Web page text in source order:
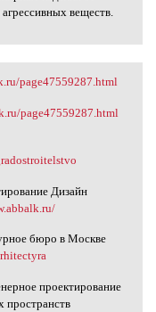
веществ.
page47559287.html
page47559287.html
Дизайн
бюро в Москве
проектирование
пространств